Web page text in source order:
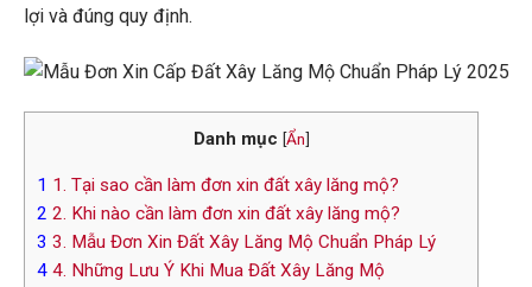
lợi và đúng quy định.
Danh mục [Ẩn]
1 1. Tại sao cần làm đơn xin đất xây lăng mộ?
2 2. Khi nào cần làm đơn xin đất xây lăng mộ?
3 3. Mẫu Đơn Xin Đất Xây Lăng Mộ Chuẩn Pháp Lý
4 4. Những Lưu Ý Khi Mua Đất Xây Lăng Mộ